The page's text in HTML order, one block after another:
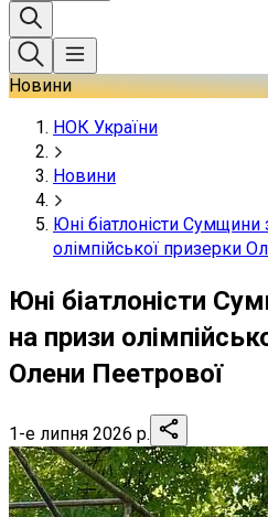
Новини
НОК України
Новини
Юні біатлоністи
олімпійської призерки
Юні біатлоністи
на призи
Олени Пеетрової
1-е липня 2026 р.